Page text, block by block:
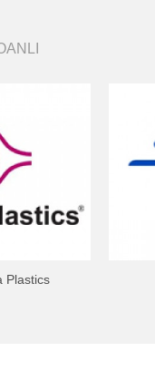
Plastics